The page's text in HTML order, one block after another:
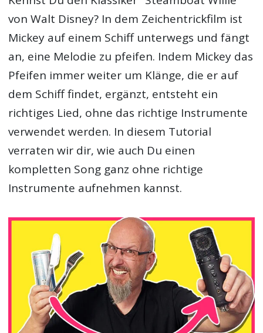
von Walt Disney? In dem Zeichentrickfilm ist
Mickey auf einem Schiff unterwegs und fängt
an, eine Melodie zu pfeifen. Indem Mickey das
Pfeifen immer weiter um Klänge, die er auf
dem Schiff findet, ergänzt, entsteht ein
richtiges Lied, ohne das richtige Instrumente
verwendet werden. In diesem Tutorial
verraten wir dir, wie auch Du einen
kompletten Song ganz ohne richtige
Instrumente aufnehmen kannst.